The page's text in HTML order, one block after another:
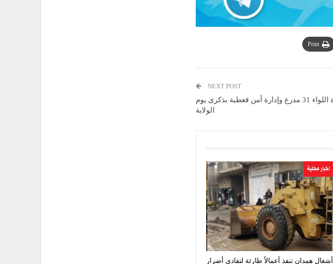
Print
NEXT POST
الضالع.. فعالية لقيادة اللواء 31 مدرع وإدارة أمن قعطبة بذكرى يوم
الولاية
اخبار محلية
أشغال همدان تنفذ أعمالاً طارئة لتفادي أضرار